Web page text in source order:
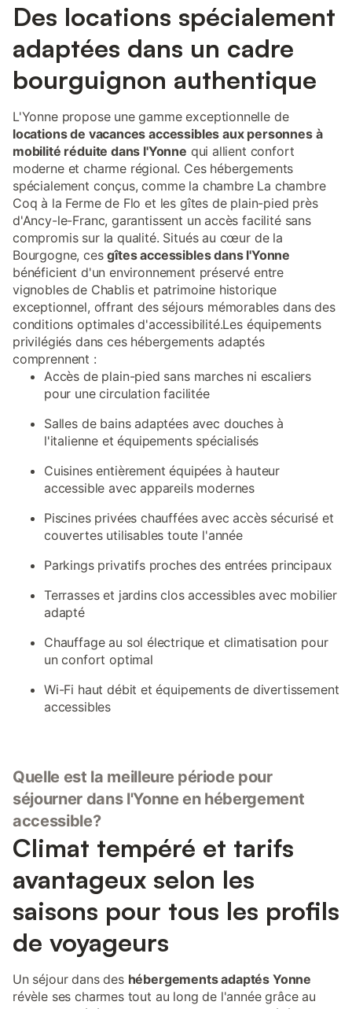
Des locations spécialement
adaptées dans un cadre
bourguignon authentique
L'Yonne propose une gamme exceptionnelle de
locations de vacances accessibles aux personnes à
mobilité réduite dans l'Yonne qui allient confort
moderne et charme régional. Ces hébergements
spécialement conçus, comme la chambre La chambre
Coq à la Ferme de Flo et les gîtes de plain-pied près
d'Ancy-le-Franc, garantissent un accès facilité sans
compromis sur la qualité. Situés au cœur de la
Bourgogne, cesgîtes accessibles dans l'Yonne
bénéficient d'un environnement préservé entre
vignobles de Chablis et patrimoine historique
exceptionnel, offrant des séjours mémorables dans des
conditions optimales d'accessibilité.Les équipements
privilégiés dans ces hébergements adaptés
comprennent :
Accès de plain-pied sans marches ni escaliers
pour une circulation facilitée
Salles de bains adaptées avec douches à
l'italienne et équipements spécialisés
Cuisines entièrement équipées à hauteur
accessible avec appareils modernes
Piscines privées chauffées avec accès sécurisé et
couvertes utilisables toute l'année
Parkings privatifs proches des entrées principaux
Terrasses et jardins clos accessibles avec mobilier
adapté
Chauffage au sol électrique et climatisation pour
un confort optimal
Wi-Fi haut débit et équipements de divertissement
accessibles
Quelle est la meilleure période pour
séjourner dans l'Yonne en hébergement
accessible?
Climat tempéré et tarifs
avantageux selon les
saisons pour tous les profils
de voyageurs
Un séjour dans des hébergements adaptés Yonne
révèle ses charmes tout au long de l'année grâce au